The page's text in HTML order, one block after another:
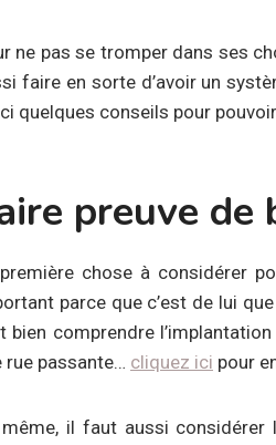
ne pas se tromper dans ses
faire en sorte d’avoir un
quelques conseils pour
preuve de
chose à considérer
parce que c’est de lui
bien comprendre
rue passante… cliquez ici pour
même, il faut aussi